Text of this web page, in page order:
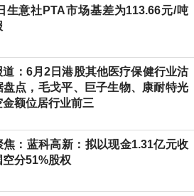
生意社PTA市场基差为113.66元/吨
道：6月2日港股其他医疗保健行业沽
盘点，毛戈平、巨子生物、康耐特光
金额位居行业前三
焦：蓝科高新：拟以现金1.31亿元收
空分51%股权